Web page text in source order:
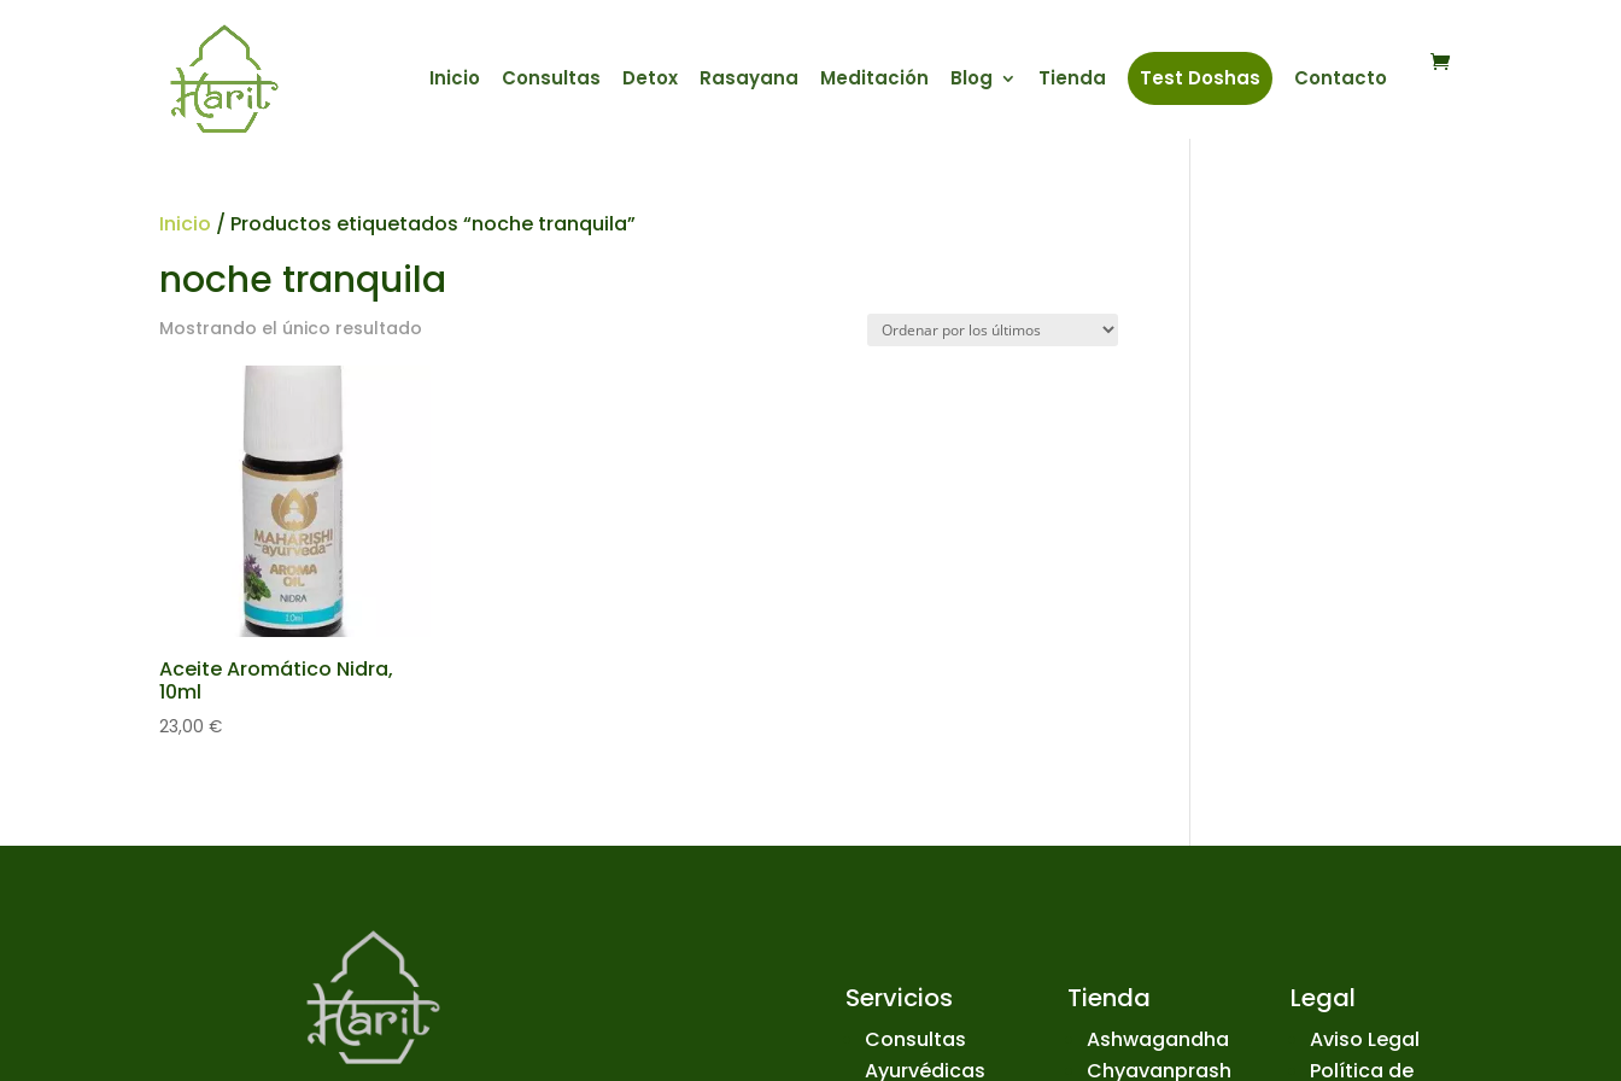
Inicio Consultas Detox Rasayana Meditación Blog Tienda Test Doshas Contacto
Inicio / Productos etiquetados “noche tranquila”
noche tranquila
Mostrando el único resultado
Aceite Aromático Nidra,
10ml
23,00 €
Servicios
Consultas
Ayurvédicas
Tienda
Ashwagandha
Chyavanprash
Legal
Aviso Legal
Política de